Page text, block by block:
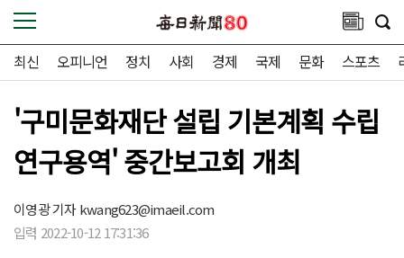
최신 오피니언 정치 사회 경제 국제 문화 스포츠
'구미문화재단 설립 기본계획 수립
연구용역' 중간보고회 개최
이영광 기자kwang623@imaeil.com
입력 2022-10-12 17:31:36